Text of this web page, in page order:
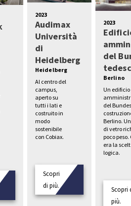
2023
Audimax
Università
di
Heidelberg
Heidelberg
Al centro del
campus,
aperto su
tutti i lati e
costruito in
modo
sostenibile
con Cobiax.
Scopri
di più.
2023
del
Berlino
Un edificio
del
Berlino.
di vetro
poco peso.
era la
logica.
Scopri
più.